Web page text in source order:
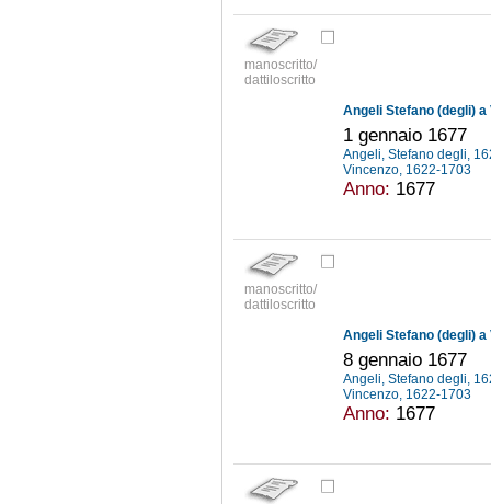
manoscritto/
dattiloscritto
Angeli Stefano (degli)
1 gennaio 1677
Angeli, Stefano degli,
Vincenzo, 1622-1703
Anno: 1677
manoscritto/
dattiloscritto
Angeli Stefano (degli)
8 gennaio 1677
Angeli, Stefano degli,
Vincenzo, 1622-1703
Anno: 1677